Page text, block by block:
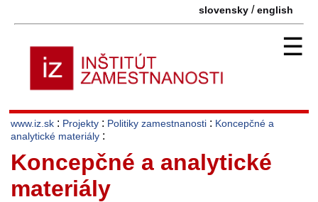
slovensky /english
☰
www.iz.sk : Projekty : Politiky zamestnanosti : Koncepčné a
analytické materiály :
Koncepčné a analytické
materiály